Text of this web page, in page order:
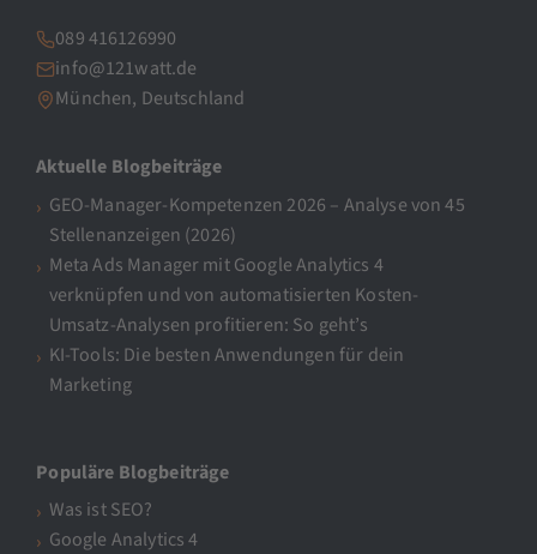
089 416126990
info@121watt.de
München, Deutschland
Aktuelle Blogbeiträge
GEO-Manager-Kompetenzen 2026 – Analyse von 45
Stellenanzeigen (2026)
Meta Ads Manager mit Google Analytics 4
verknüpfen und von automatisierten Kosten-
Umsatz-Analysen profitieren: So geht’s
KI-Tools: Die besten Anwendungen für dein
Marketing
Populäre Blogbeiträge
Was ist SEO?
Google Analytics 4